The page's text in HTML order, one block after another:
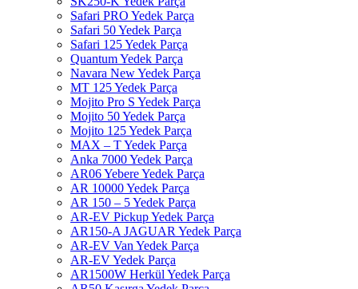
Safari PRO Yedek Parça
Safari 50 Yedek Parça
Safari 125 Yedek Parça
Quantum Yedek Parça
Navara New Yedek Parça
MT 125 Yedek Parça
Mojito Pro S Yedek Parça
Mojito 50 Yedek Parça
Mojito 125 Yedek Parça
MAX – T Yedek Parça
Anka 7000 Yedek Parça
AR06 Yebere Yedek Parça
AR 10000 Yedek Parça
AR 150 – 5 Yedek Parça
AR-EV Pickup Yedek Parça
AR150-A JAGUAR Yedek Parça
AR-EV Van Yedek Parça
AR-EV Yedek Parça
AR1500W Herkül Yedek Parça